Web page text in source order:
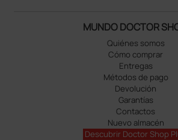
MUNDO DOCTOR
Quiénes somos
Cómo comprar
Entregas
Métodos de pago
Devolución
Garantías
Contactos
Nuevo almacén
Descubrir Doctor Shop